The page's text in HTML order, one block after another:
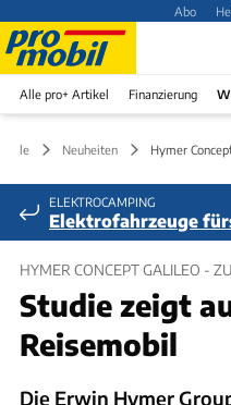
Abo
Alle pro+ Artikel Finanzierung
Neuheiten Hymer
ELEKTROCAMPING
Elektrofahrzeuge
HYMER CONCEPT GALILEO -
Studie zeigt
Reisemobil
Die Erwin Hymer